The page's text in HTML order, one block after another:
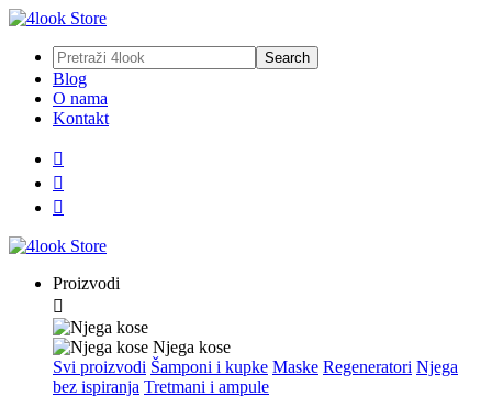
Blog
O nama
Kontakt



Proizvodi

Njega kose
Svi proizvodi Šamponi i kupke Maske Regeneratori Njega
bez ispiranja Tretmani i ampule